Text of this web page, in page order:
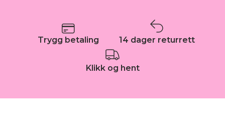
Trygg betaling 14 dager returrett
Klikk og hent